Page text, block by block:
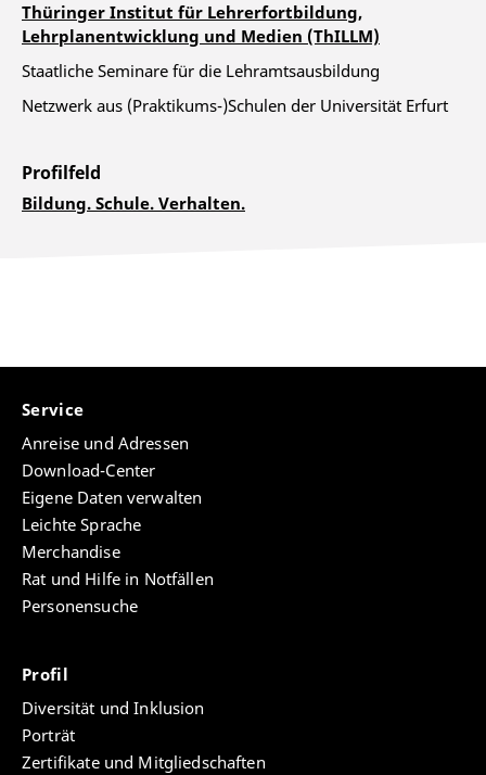
Thüringer Institut für Lehrerfortbildung,
Lehrplanentwicklung und Medien (ThILLM)
Staatliche Seminare für die Lehramtsausbildung
Netzwerk aus (Praktikums-)Schulen der Universität Erfurt
Profilfeld
Bildung. Schule. Verhalten.
Service
Anreise und Adressen
Download-Center
Eigene Daten verwalten
Leichte Sprache
Merchandise
Rat und Hilfe in Notfällen
Personensuche
Profil
Diversität und Inklusion
Porträt
Zertifikate und Mitgliedschaften